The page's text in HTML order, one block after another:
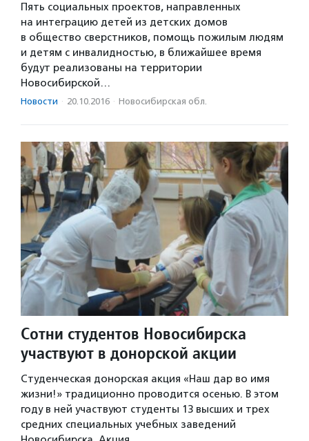
Пять социальных проектов, направленных
на интеграцию детей из детских домов
в общество сверстников, помощь пожилым людям
и детям с инвалидностью, в ближайшее время
будут реализованы на территории
Новосибирской…
Новости · 20.10.2016 · Новосибирская обл.
Сотни студентов Новосибирска
участвуют в донорской акции
Студенческая донорская акция «Наш дар во имя
жизни!» традиционно проводится осенью. В этом
году в ней участвуют студенты 13 высших и трех
средних специальных учебных заведений